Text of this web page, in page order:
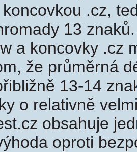
.cz,
13
a koncovky .cz
že průměrná
13-14
o relativně
obsahuje
oproti